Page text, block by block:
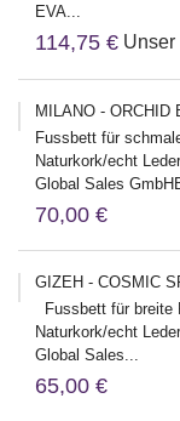
EVA...
114,75 €
MILANO - ORCHID
Fussbett für
Naturkork/echt
Global Sales
70,00 €
GIZEH - COSMIC
Fussbett für breite
Naturkork/echt
Global Sales...
65,00 €